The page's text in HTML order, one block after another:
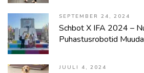
SEPTEMBER 24, 2024
Schbot X IFA 2024 –
Puhastusrobotid
JUULI 4, 2024